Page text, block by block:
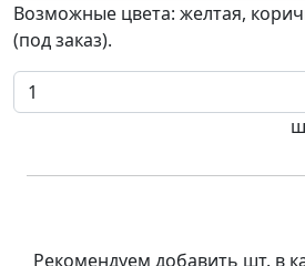
Возможные цвета: желтая,
(под заказ).
Рекомендуем добавить шт. в